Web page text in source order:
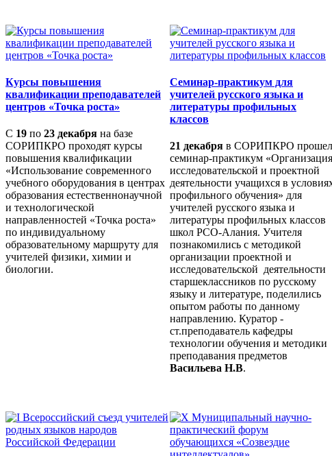
Курсы повышения
квалификации преподавателей
центров «Точка роста»
С 19 по 23 декабря на базе
СОРИПКРО проходят курсы
повышения квалификации
«Использование современного
учебного оборудования в центрах
образования естественнонаучной
и технологической
направленностей «Точка роста»
по индивидуальному
образовательному маршруту для
учителей физики, химии и
биологии.
Семинар-практикум для
учителей русского языка и
литературы профильных
классов
21 декабря в СОРИПКРО прошел
семинар-практикум «Организация
исследовательской и проектной
деятельности учащихся в
профильного обучения» для
учителей русского языка и
литературы профильных классов
школ РСО-Алания. Учителя
познакомились с методикой
организации проектной и
исследовательской деятельности
старшеклассников по русскому
языку и литературе, поделились
опытом работы по данному
направлению. Куратор -
ст.преподаватель кафедры
технологии обучения и методики
преподавания предметов
Васильева Н.В.